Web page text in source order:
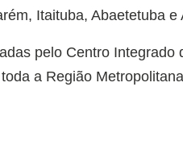
Itaituba, Abaetetuba e
pelo Centro Integrado
a Região